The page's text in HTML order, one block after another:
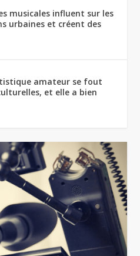
musicales influent sur les
urbaines et créent des
amateur se fout
et elle a bien